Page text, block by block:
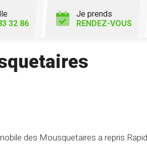
32 86
Je prends
RENDEZ-VOUS
des Mousquetaires a repris